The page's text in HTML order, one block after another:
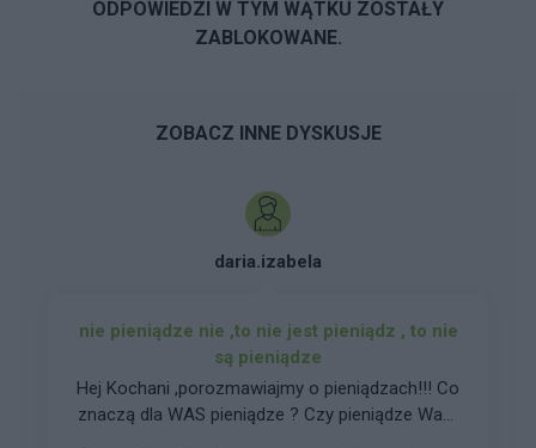
ODPOWIEDZI W TYM WĄTKU ZOSTAŁY
ZABLOKOWANE.
ZOBACZ INNE DYSKUSJE
daria.izabela
nie pieniądze nie ,to nie jest pieniądz , to nie
są pieniądze
Hej Kochani ,porozmawiajmy o pieniądzach!!! Co
znaczą dla WAS pieniądze ? Czy pieniądze Wam